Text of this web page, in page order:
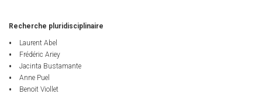
Recherche pluridisciplinaire
Laurent Abel
Frédéric Ariey
Jacinta Bustamante
Anne Puel
Benoit Viollet